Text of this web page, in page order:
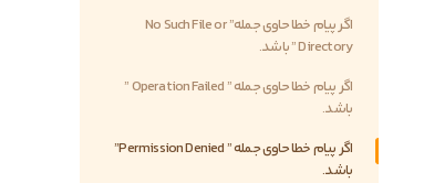
اگر پیام خطا حاوی جمله” No Such File or
Directory ” باشد.
اگر پیام خطا حاوی جمله ” Operation Failed ”
باشد.
اگر پیام خطا حاوی جمله ” Permission Denied”
باشد.